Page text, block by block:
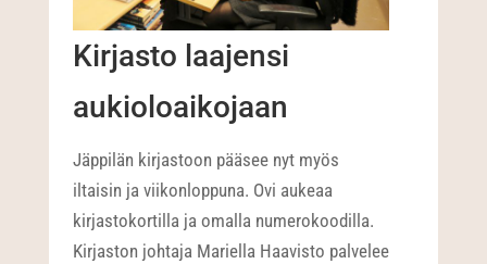
Kirjasto laajensi
aukioloaikojaan
Jäppilän kirjastoon pääsee nyt myös
iltaisin ja viikonloppuna. Ovi aukeaa
kirjastokortilla ja omalla numerokoodilla.
Kirjaston johtaja Mariella Haavisto palvelee